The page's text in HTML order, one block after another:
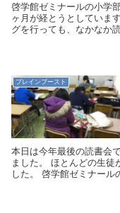
啓学館ゼミナールの小学
ヶ月が経とうとしていま
グを行っても、なかなか
ブレインブースト
本日は今年最後の読書会でした。 参加した生徒は黙々
ました。 ほとんどの生徒が40～50分で5冊ほどの本を読むようになりま
した。 啓学館ゼミナールの読書会に参加しているだけで、月に20冊の